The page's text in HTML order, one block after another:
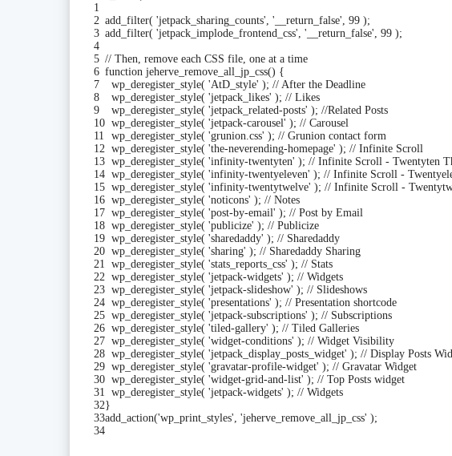
1
2
3
4
5
6
7
8
9
10
11
12
13
14
15
16
17
18
19
20
21
22
23
24
25
26
27
28
29
30
31
32
33
34
add_filter( 'jetpack_sharing_counts' '__return_false' 99 );
add_filter( 'jetpack_implode_frontend_css' '__return_false' 99 );
// Then, remove each CSS file, one at a time
function jeherve_remove_all_jp_css() {
wp_deregister_style( 'AtD_style' ); // After the Deadline
wp_deregister_style( 'jetpack_likes' ); // Likes
wp_deregister_style( 'jetpack_related-posts' ); //Related Posts
wp_deregister_style( 'jetpack-carousel' ); // Carousel
wp_deregister_style( 'grunion.css' ); // Grunion contact form
wp_deregister_style( 'the-neverending-homepage' ); // Infinite Scroll
wp_deregister_style( 'infinity-twentyten' ); // Infinite Scroll - Twentyten
wp_deregister_style( 'infinity-twentyeleven' ); // Infinite Scroll -
wp_deregister_style( 'infinity-twentytwelve' ); // Infinite Scroll -
wp_deregister_style( 'noticons' ); // Notes
wp_deregister_style( 'post-by-email' ); // Post by Email
wp_deregister_style( 'publicize' ); // Publicize
wp_deregister_style( 'sharedaddy' ); // Sharedaddy
wp_deregister_style( 'sharing' ); // Sharedaddy Sharing
wp_deregister_style( 'stats_reports_css' ); // Stats
wp_deregister_style( 'jetpack-widgets' ); // Widgets
wp_deregister_style( 'jetpack-slideshow' ); // Slideshows
wp_deregister_style( 'presentations' ); // Presentation shortcode
wp_deregister_style( 'jetpack-subscriptions' ); // Subscriptions
wp_deregister_style( 'tiled-gallery' ); // Tiled Galleries
wp_deregister_style( 'widget-conditions' ); // Widget Visibility
wp_deregister_style( 'jetpack_display_posts_widget' ); // Display Posts
wp_deregister_style( 'gravatar-profile-widget' ); // Gravatar Widget
wp_deregister_style( 'widget-grid-and-list' ); // Top Posts widget
wp_deregister_style( 'jetpack-widgets' ); // Widgets
}
add_action('wp_print_styles' 'jeherve_remove_all_jp_css' );